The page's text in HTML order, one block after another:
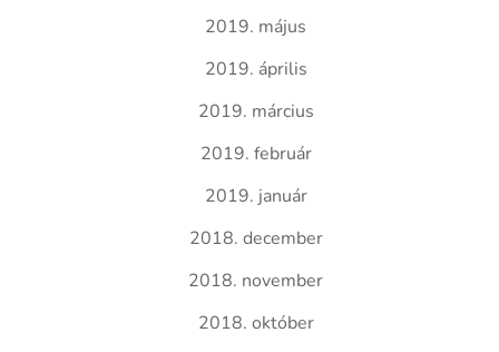
2019. május
2019. április
2019. március
2019. február
2019. január
2018. december
2018. november
2018. október